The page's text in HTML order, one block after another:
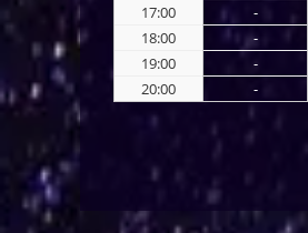
17:00
-
18:00
-
19:00
-
20:00
-